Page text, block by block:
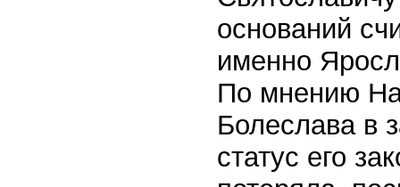
оснований
именно
По мнению
Болеслава в
статус его